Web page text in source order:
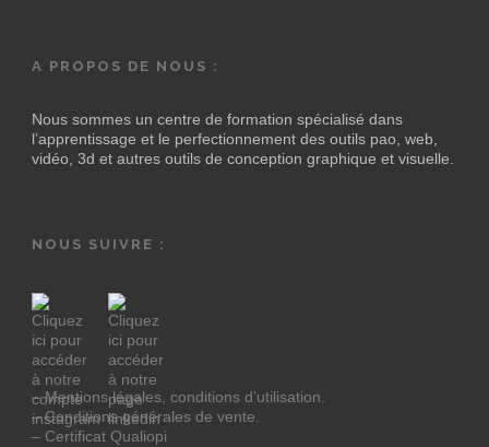
A PROPOS DE NOUS :
Nous sommes un centre de formation spécialisé dans
l’apprentissage et le perfectionnement des outils pao, web,
vidéo, 3d et autres outils de conception graphique et visuelle.
NOUS SUIVRE :
– Mentions légales, conditions d’utilisation.
– Conditions générales de vente.
– Certificat Qualiopi